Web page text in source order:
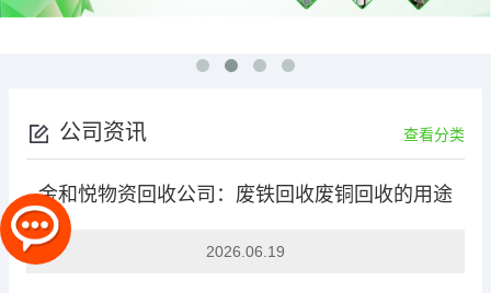
公司资讯 查看分类
金和悦物资回收公司：废铁回收废铜回收的用途
2026.06.19